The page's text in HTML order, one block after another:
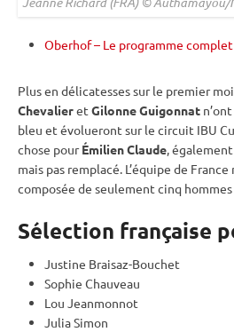
Oberhof – Le programme complet
Plus en délicatesses sur le premier
Chevalieret Gilonne Guigonnat
bleu et évolueront sur le circuit IBU
chose pourÉmilien Claude,
mais pas remplacé. L’équipe de
composée de seulement cinq
Sélection française
Justine Braisaz-Bouchet
Sophie Chauveau
Lou Jeanmonnot
Julia Simon